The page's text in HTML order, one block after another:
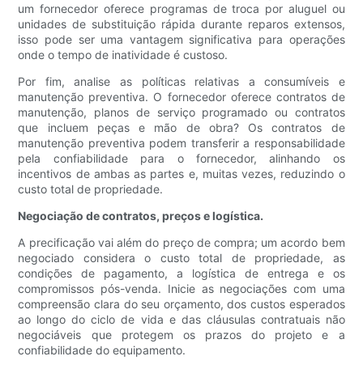
um fornecedor oferece programas de troca por aluguel ou
unidades de substituição rápida durante reparos extensos,
isso pode ser uma vantagem significativa para operações
onde o tempo de inatividade é custoso.
Por fim, analise as políticas relativas a consumíveis e
manutenção preventiva. O fornecedor oferece contratos de
manutenção, planos de serviço programado ou contratos
que incluem peças e mão de obra? Os contratos de
manutenção preventiva podem transferir a responsabilidade
pela confiabilidade para o fornecedor, alinhando os
incentivos de ambas as partes e, muitas vezes, reduzindo o
custo total de propriedade.
Negociação de contratos, preços e logística.
A precificação vai além do preço de compra; um acordo bem
negociado considera o custo total de propriedade, as
condições de pagamento, a logística de entrega e os
compromissos pós-venda. Inicie as negociações com uma
compreensão clara do seu orçamento, dos custos esperados
ao longo do ciclo de vida e das cláusulas contratuais não
negociáveis ​​que protegem os prazos do projeto e a
confiabilidade do equipamento.